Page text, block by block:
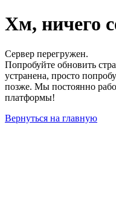
Хм, ничего
Сервер перегружен.
Попробуйте обновить
устранена, просто
позже. Мы постоянно
платформы!
Вернуться на главную